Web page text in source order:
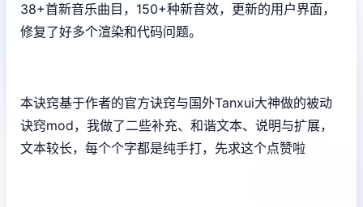
38+首新音乐曲目，150+种新音效，更新的用户界面，
修复了好多个渲染和代码问题。
本诀窍基于作者的官方诀窍与国外Tanxui大神做的被动
诀窍mod，我做了二些补充、和谐文本、说明与扩展，
文本较长，每个个字都是纯手打，先求这个点赞啦